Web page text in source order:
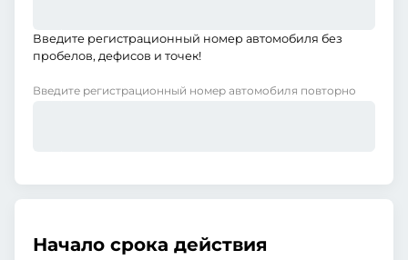
Введите регистрационный номер автомобиля без
пробелов, дефисов и точек!
Введите регистрационный номер автомобиля повторно
Начало срока действия